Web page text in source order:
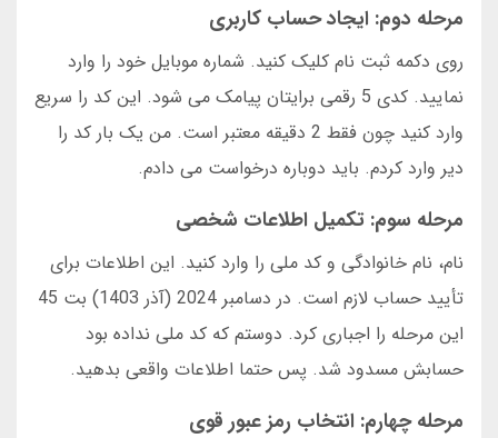
مرحله دوم: ایجاد حساب کاربری
روی دکمه ثبت نام کلیک کنید. شماره موبایل خود را وارد
نمایید. کدی 5 رقمی برایتان پیامک می شود. این کد را سریع
وارد کنید چون فقط 2 دقیقه معتبر است. من یک بار کد را
دیر وارد کردم. باید دوباره درخواست می دادم.
مرحله سوم: تکمیل اطلاعات شخصی
نام، نام خانوادگی و کد ملی را وارد کنید. این اطلاعات برای
تأیید حساب لازم است. در دسامبر 2024 (آذر 1403) بت 45
این مرحله را اجباری کرد. دوستم که کد ملی نداده بود
حسابش مسدود شد. پس حتما اطلاعات واقعی بدهید.
مرحله چهارم: انتخاب رمز عبور قوی